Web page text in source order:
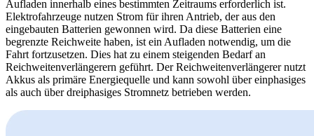
Aufladen innerhalb eines bestimmten Zeitraums erforderlich ist.
Elektrofahrzeuge nutzen Strom für ihren Antrieb, der aus den
eingebauten Batterien gewonnen wird. Da diese Batterien eine
begrenzte Reichweite haben, ist ein Aufladen notwendig, um die
Fahrt fortzusetzen. Dies hat zu einem steigenden Bedarf an
Reichweitenverlängerern geführt. Der Reichweitenverlängerer nutzt
Akkus als primäre Energiequelle und kann sowohl über einphasiges
als auch über dreiphasiges Stromnetz betrieben werden.